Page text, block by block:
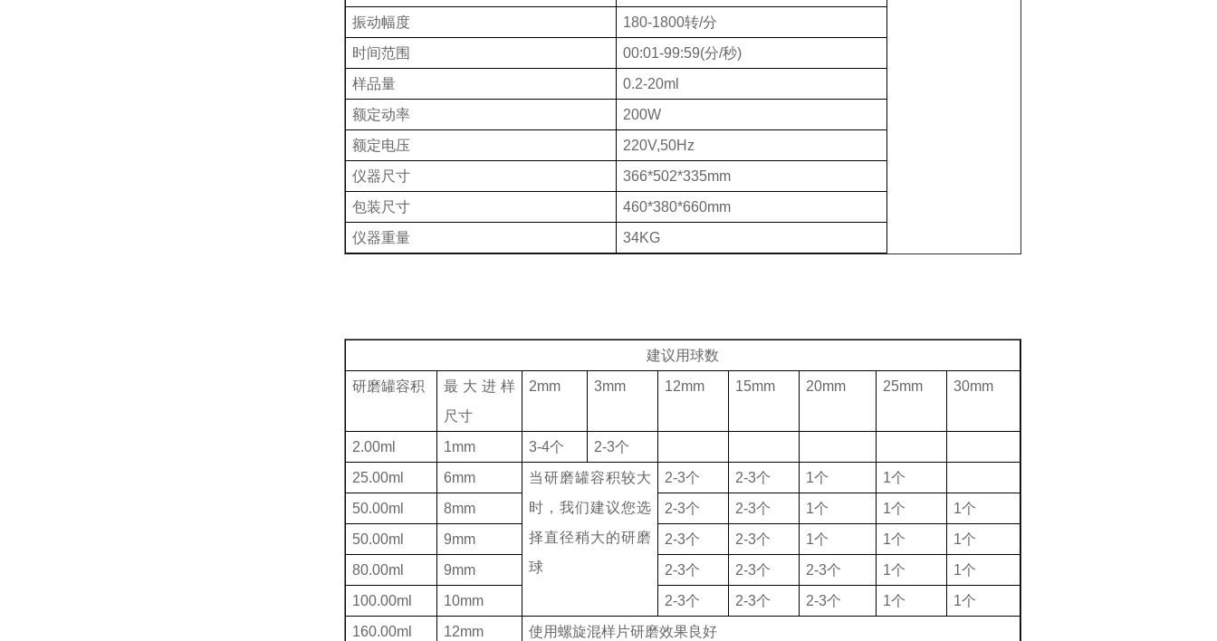
振动幅度
180-1800转/分
时间范围
00:01-99:59(分/秒)
样品量
0.2-20ml
额定动率
200W
额定电压
220V,50Hz
仪器尺寸
366*502*335mm
包装尺寸
460*380*660mm
仪器重量
34KG
建议用球数
研磨罐容积
最大进样
尺寸
2mm 3mm 12mm 15mm 20mm 25mm 30mm
2.00ml 1mm 3-4个
2-3个
25.00ml
6mm
当研磨罐容积较大
时，我们建议您选
择直径稍大的研磨
球
2-3个 2-3个 1个
1个
50.00ml
8mm 2-3个 2-3个 1个 1个
1个
50.00ml
9mm 2-3个 2-3个 1个 1个
1个
80.00ml
9mm 2-3个 2-3个 2-3个 1个
1个
100.00ml
10mm 2-3个 2-3个 2-3个 1个
1个
160.00ml
12mm 使用螺旋混样片研磨效果良好